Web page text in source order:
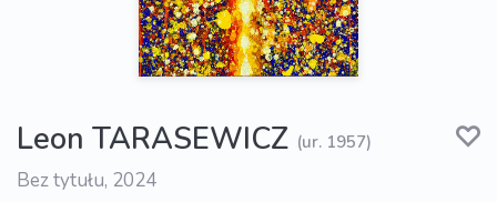
Leon TARASEWICZ (ur. 1957)
Bez tytułu, 2024